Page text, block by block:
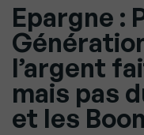
Epargne :
l’argent
mais pas
et les